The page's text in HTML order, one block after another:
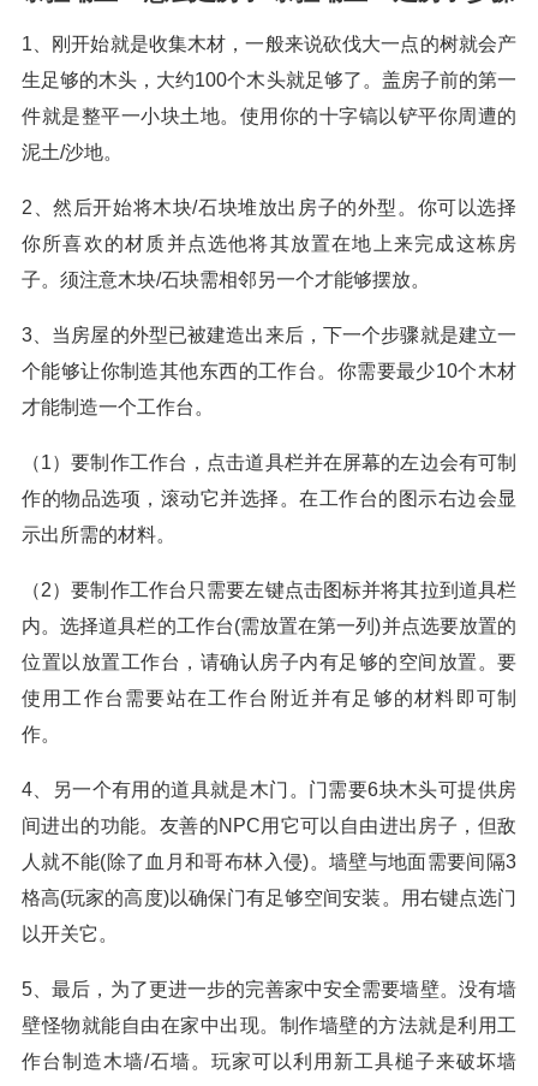
1、刚开始就是收集木材，一般来说砍伐大一点的树就会产
生足够的木头，大约100个木头就足够了。盖房子前的第一
件就是整平一小块土地。使用你的十字镐以铲平你周遭的
泥土/沙地。
2、然后开始将木块/石块堆放出房子的外型。你可以选择
你所喜欢的材质并点选他将其放置在地上来完成这栋房
子。须注意木块/石块需相邻另一个才能够摆放。
3、当房屋的外型已被建造出来后，下一个步骤就是建立一
个能够让你制造其他东西的工作台。你需要最少10个木材
才能制造一个工作台。
（1）要制作工作台，点击道具栏并在屏幕的左边会有可制
作的物品选项，滚动它并选择。在工作台的图示右边会显
示出所需的材料。
（2）要制作工作台只需要左键点击图标并将其拉到道具栏
内。选择道具栏的工作台(需放置在第一列)并点选要放置的
位置以放置工作台，请确认房子内有足够的空间放置。要
使用工作台需要站在工作台附近并有足够的材料即可制
作。
4、另一个有用的道具就是木门。门需要6块木头可提供房
间进出的功能。友善的NPC用它可以自由进出房子，但敌
人就不能(除了血月和哥布林入侵)。墙壁与地面需要间隔3
格高(玩家的高度)以确保门有足够空间安装。用右键点选门
以开关它。
5、最后，为了更进一步的完善家中安全需要墙壁。没有墙
壁怪物就能自由在家中出现。制作墙壁的方法就是利用工
作台制造木墙/石墙。玩家可以利用新工具槌子来破坏墙